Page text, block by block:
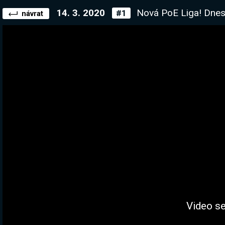
návrat 14. 3. 2020 #1 Nová PoE Liga! Dnes téměř celý den
Video